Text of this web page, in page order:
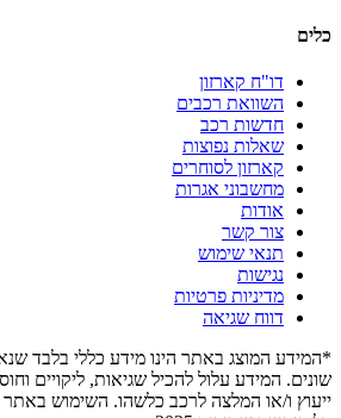
כלים
דו"ח קארזון
השוואת רכבים
חדשות רכב
שאלות נפוצות
קארזון לסוחרים
מחשבוני אגרות
אודות
צור קשר
תנאי שימוש
נגישות
מדיניות פרטיות
דווח שגיאה
*המידע המוצג באתר הינו מידע כללי בלבד
שונים. המידע עלול להכיל שגיאות, ליקויים
ייעוץ ו/או המלצה לרכב כלשהו. השימוש באתר